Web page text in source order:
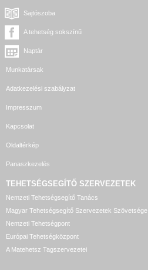
Sajtószoba
A tehetség sokszínű
Naptár
Munkatársak
Adatkezelési szabályzat
Impresszum
Kapcsolat
Oldaltérkép
Panaszkezelés
TEHETSÉGSEGÍTŐ SZERVEZETEK
Nemzeti Tehetségsegítő Tanács
Magyar Tehetségsegítő Szervezetek Szövetsége
Nemzeti Tehetségpont
Európai Tehetségközpont
A Matehetsz Tagszervezetei